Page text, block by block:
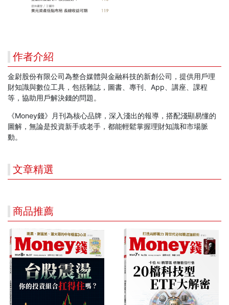
作者介紹
金尉股份有限公司為整合媒體與金融科技的新創公司，提供用戶理
財知識與數位工具，包括雜誌，圖書、專刊、App、講座、課程
等，協助用戶解決錢的問題。
《Money錢》月刊為核心品牌，深入淺出的報導，搭配淺顯易懂的
圖解，無論是投資新手或老手，都能輕鬆掌握理財知識和市場脈
動。
文章精選
商品推薦